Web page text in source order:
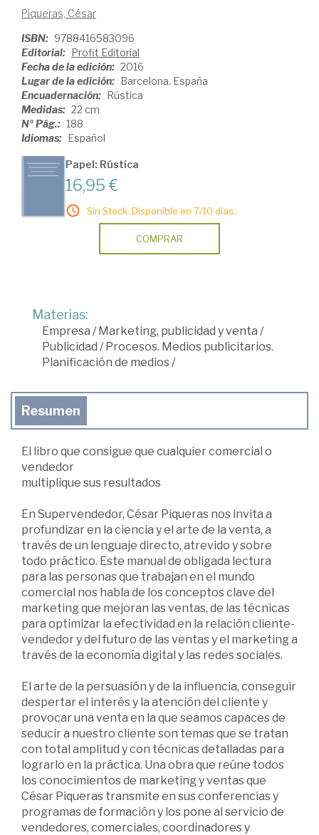
Piqueras, César
ISBN: 9788416583096
Editorial: Profit Editorial
Fecha de la edición: 2016
Lugar de la edición: Barcelona. España
Encuadernación: Rústica
Medidas: 22 cm
Nº Pág.: 188
Idiomas: Español
Papel: Rústica
16,95 €
Sin Stock. Disponible en 7/10 días.
COMPRAR
Materias:
Empresa /Marketing, publicidad y venta /
Publicidad /Procesos. Medios publicitarios.
Planificación de medios /
Resumen
El libro que consigue que cualquier comercial o
vendedor
multiplique sus resultados
En Supervendedor, César Piqueras nos invita a
profundizar en la ciencia y el arte de la venta, a
través de un lenguaje directo, atrevido y sobre
todo práctico. Este manual de obligada lectura
para las personas que trabajan en el mundo
comercial nos habla de los conceptos clave del
marketing que mejoran las ventas, de las técnicas
para optimizar la efectividad en la relación cliente-
vendedor y del futuro de las ventas y el marketing a
través de la economía digital y las redes sociales.
El arte de la persuasión y de la influencia, conseguir
despertar el interés y la atención del cliente y
provocar una venta en la que seamos capaces de
seducir a nuestro cliente son temas que se tratan
con total amplitud y con técnicas detalladas para
lograrlo en la práctica. Una obra que reúne todos
los conocimientos de marketing y ventas que
César Piqueras transmite en sus conferencias y
programas de formación y los pone al servicio de
vendedores, comerciales, coordinadores y